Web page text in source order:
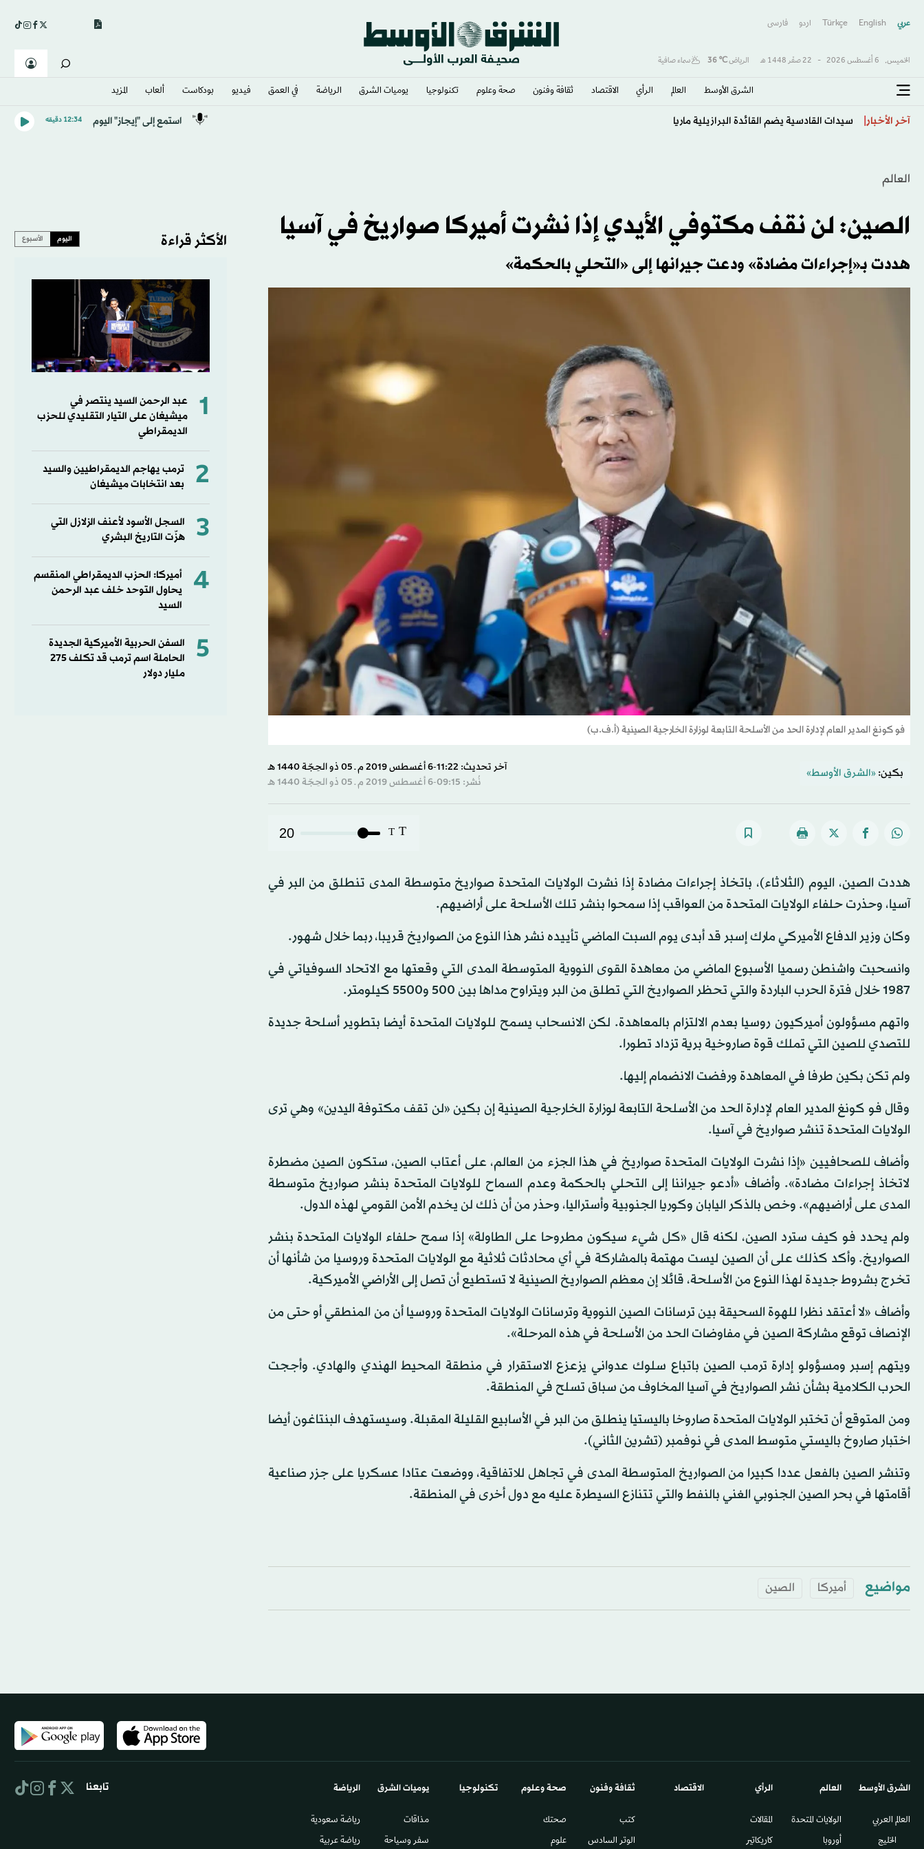
عربي English
Türkçe اردو فارسى
الخميس, 6 أغسطس 2026 - 22 صفَر 1448 هـ الرياض℃
36 سماء صافية
الشرق الأوسط​ العالم الرأي الاقتصاد ثقافة وفنون صحة وعلوم تكنولوجيا يوميات الشرق​ الرياضة في العمق فيديو بودكاست ألعاب المزيد
آخر الأخبار استمع إلى "إيجاز" اليوم 12:34 دقيقه
العالم
الصين: لن نقف مكتوفي الأيدي إذا نشرت أميركا صواريخ في آسيا
هددت بـ«إجراءات مضادة» ودعت جيرانها إلى «التحلي بالحكمة»
فو كونغ المدير العام لإدارة الحد من الأسلحة التابعة لوزارة الخارجية الصينية (أ.ف.ب)
بكين: «الشرق الأوسط»
آخر تحديث: 11:22-6 أغسطس 2019 م ـ 05 ذو الحِجّة 1440 هـ
نُشر: 09:15-6 أغسطس 2019 م ـ 05 ذو الحِجّة 1440 هـ
T
T
20
هددت الصين، اليوم (الثلاثاء)، باتخاذ إجراءات مضادة إذا نشرت الولايات المتحدة صواريخ متوسطة المدى تنطلق من البر في
آسيا، وحذرت حلفاء الولايات المتحدة من العواقب إذا سمحوا بنشر تلك الأسلحة على أراضيهم.
وكان وزير الدفاع الأميركي مارك إسبر قد أبدى يوم السبت الماضي تأييده نشر هذا النوع من الصواريخ قريبا، ربما خلال شهور.
وانسحبت واشنطن رسميا الأسبوع الماضي من معاهدة القوى النووية المتوسطة المدى التي وقعتها مع الاتحاد السوفياتي في
1987 خلال فترة الحرب الباردة والتي تحظر الصواريخ التي تطلق من البر ويتراوح مداها بين 500 و5500 كيلومتر.
واتهم مسؤولون أميركيون روسيا بعدم الالتزام بالمعاهدة. لكن الانسحاب يسمح للولايات المتحدة أيضا بتطوير أسلحة جديدة
للتصدي للصين التي تملك قوة صاروخية برية تزداد تطورا.
ولم تكن بكين طرفا في المعاهدة ورفضت الانضمام إليها.
وقال فو كونغ المدير العام لإدارة الحد من الأسلحة التابعة لوزارة الخارجية الصينية إن بكين «لن تقف مكتوفة اليدين» وهي ترى
الولايات المتحدة تنشر صواريخ في آسيا.
وأضاف للصحافيين «إذا نشرت الولايات المتحدة صواريخ في هذا الجزء من العالم، على أعتاب الصين، ستكون الصين مضطرة
لاتخاذ إجراءات مضادة». وأضاف «أدعو جيراننا إلى التحلي بالحكمة وعدم السماح للولايات المتحدة بنشر صواريخ متوسطة
المدى على أراضيهم». وخص بالذكر اليابان وكوريا الجنوبية وأستراليا، وحذر من أن ذلك لن يخدم الأمن القومي لهذه الدول.
ولم يحدد فو كيف سترد الصين، لكنه قال «كل شيء سيكون مطروحا على الطاولة» إذا سمح حلفاء الولايات المتحدة بنشر
الصواريخ. وأكد كذلك على أن الصين ليست مهتمة بالمشاركة في أي محادثات ثلاثية مع الولايات المتحدة وروسيا من شأنها أن
تخرج بشروط جديدة لهذا النوع من الأسلحة، قائلا إن معظم الصواريخ الصينية لا تستطيع أن تصل إلى الأراضي الأميركية.
وأضاف «لا أعتقد نظرا للهوة السحيقة بين ترسانات الصين النووية وترسانات الولايات المتحدة وروسيا أن من المنطقي أو حتى من
الإنصاف توقع مشاركة الصين في مفاوضات الحد من الأسلحة في هذه المرحلة».
ويتهم إسبر ومسؤولو إدارة ترمب الصين باتباع سلوك عدواني يزعزع الاستقرار في منطقة المحيط الهندي والهادي. وأججت
الحرب الكلامية بشأن نشر الصواريخ في آسيا المخاوف من سباق تسلح في المنطقة.
ومن المتوقع أن تختبر الولايات المتحدة صاروخا باليستيا ينطلق من البر في الأسابيع القليلة المقبلة. وسيستهدف البنتاغون أيضا
اختبار صاروخ باليستي متوسط المدى في نوفمبر (تشرين الثاني).
وتنشر الصين بالفعل عددا كبيرا من الصواريخ المتوسطة المدى في تجاهل للاتفاقية، ووضعت عتادا عسكريا على جزر صناعية
أقامتها في بحر الصين الجنوبي الغني بالنفط والتي تتنازع السيطرة عليه مع دول أخرى في المنطقة.
مواضيع أميركا الصين
الأكثر قراءة اليوم الأسبوع
1
عبد الرحمن السيد ينتصر في
ميشيغان على التيار التقليدي للحزب
الديمقراطي
2
ترمب يهاجم الديمقراطيين والسيد
بعد انتخابات ميشيغان
3
السجل الأسود لأعنف الزلازل التي
هزّت التاريخ البشري
4
أميركا: الحزب الديمقراطي المنقسم
يحاول التوحد خلف عبد الرحمن
السيد
5
السفن الحربية الأميركية الجديدة
الحاملة اسم ترمب قد تكلف 275
مليار دولار
الشرق الأوسط​
العالم العربي
الخليج
العالم
الولايات المتحدة
أوروبا
الرأي
المقالات
كاريكاتير
الاقتصاد ثقافة وفنون
كتب
الوتر السادس​
صحة وعلوم
صحتك
علوم
تكنولوجيا يوميات الشرق​
مذاقات
سفر وسياحة
الرياضة
رياضة سعودية
رياضة عربية
تابعنا